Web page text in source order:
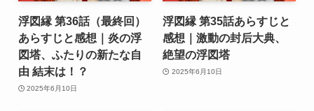
浮図縁 第36話（最終回）
あらすじと感想｜炎の浮
図塔、ふたりの新たな自
由 結末は！？
2025年6月10日
浮図縁 第35話あらすじと
感想｜激動の封后大典、
絶望の浮図塔
2025年6月10日